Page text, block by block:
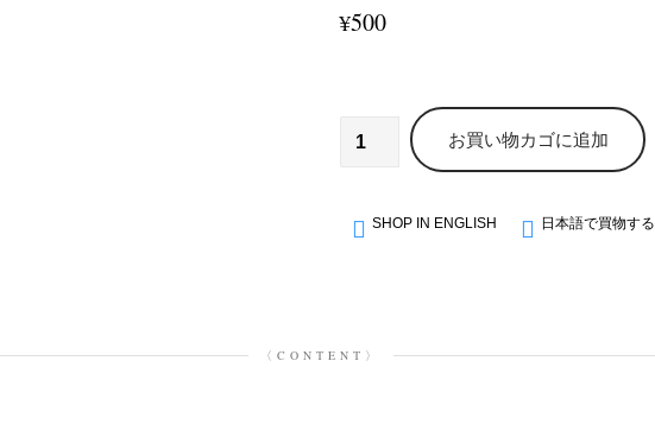
¥500
お買い物カゴに追加
SHOP IN ENGLISH 日本語で買物する
〈CONTENT〉